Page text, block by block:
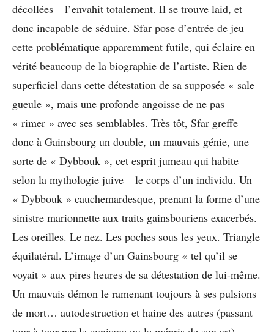
décollées – l’envahit totalement. Il se trouve laid, et
donc incapable de séduire. Sfar pose d’entrée de jeu
cette problématique apparemment futile, qui éclaire en
vérité beaucoup de la biographie de l’artiste. Rien de
superficiel dans cette détestation de sa supposée « sale
gueule », mais une profonde angoisse de ne pas
« rimer » avec ses semblables. Très tôt, Sfar greffe
donc à Gainsbourg un double, un mauvais génie, une
sorte de « Dybbouk », cet esprit jumeau qui habite –
selon la mythologie juive – le corps d’un individu. Un
« Dybbouk » cauchemardesque, prenant la forme d’une
sinistre marionnette aux traits gainsbouriens exacerbés.
Les oreilles. Le nez. Les poches sous les yeux. Triangle
équilatéral. L’image d’un Gainsbourg « tel qu’il se
voyait » aux pires heures de sa détestation de lui-même.
Un mauvais démon le ramenant toujours à ses pulsions
de mort… autodestruction et haine des autres (passant